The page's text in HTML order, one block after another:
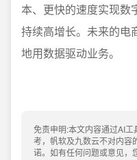
本、更快的速度实现数
持续高增长。未来的电
地用数据驱动业务。
免责申明:本文内容通过AI
考，帆软及九数云不对内容
诺。如有任何问题或意见，